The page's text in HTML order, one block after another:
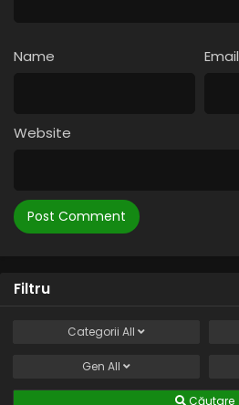
Name Email
Website
Filtru
Categorii All
Gen All
Căutare